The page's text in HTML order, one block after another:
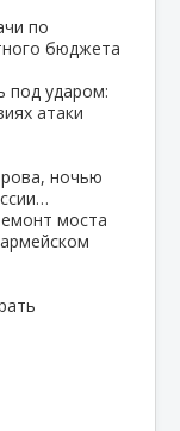
по
бюджета
под ударом:
атаки
ночью
моста